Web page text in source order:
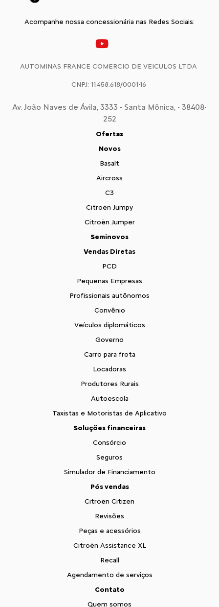
Acompanhe nossa concessionária nas Redes Sociais:
AUTOMINAS FRANCE COMERCIO DE VEICULOS LTDA
CNPJ: 11.458.618/0001-16
Av. João Naves de Ávila, 3333 - Santa Mônica, - 38408-
252
Ofertas
Novos
Basalt
Aircross
C3
Citroën Jumpy
Citroën Jumper
Seminovos
Vendas Diretas
PCD
Pequenas Empresas
Profissionais autônomos
Convênio
Veículos diplomáticos
Governo
Carro para frota
Locadoras
Produtores Rurais
Autoescola
Taxistas e Motoristas de Aplicativo
Soluções financeiras
Consórcio
Seguros
Simulador de Financiamento
Pós vendas
Citroën Citizen
Revisões
Peças e acessórios
Citroën Assistance XL
Recall
Agendamento de serviços
Contato
Quem somos